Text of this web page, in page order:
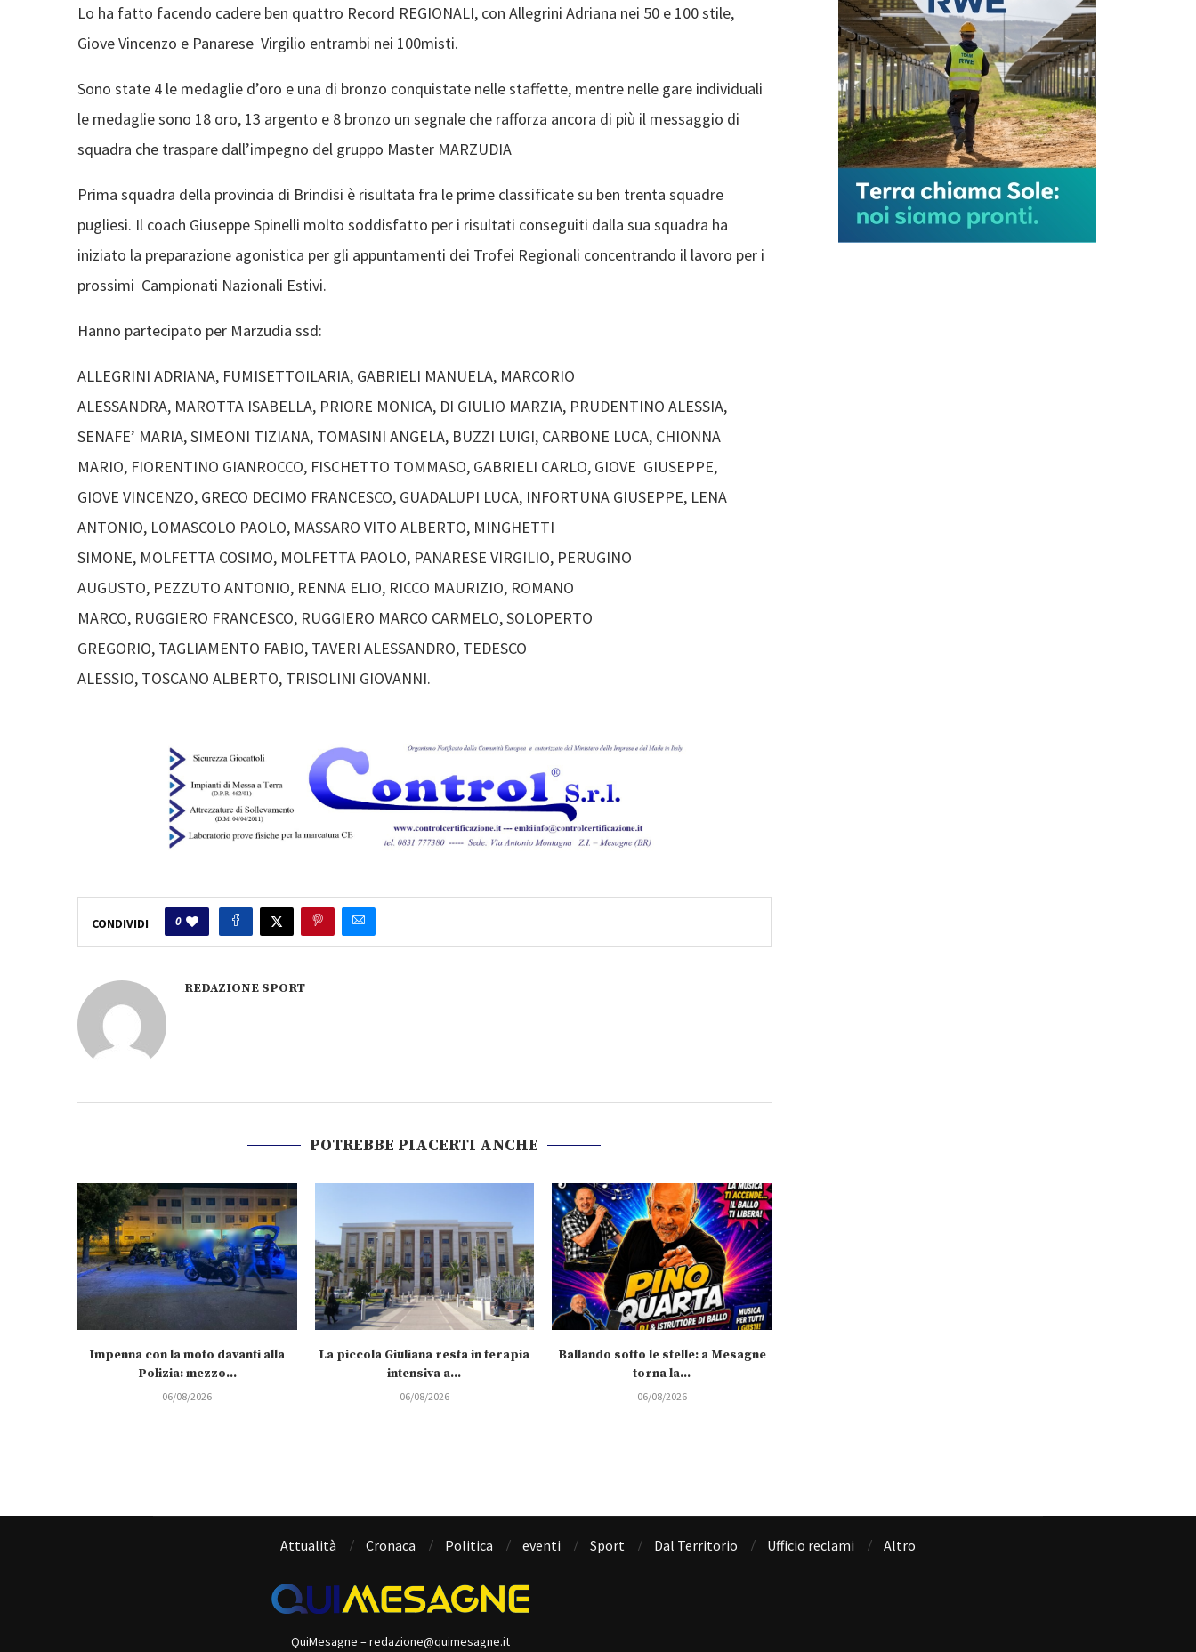
Lo ha fatto facendo cadere ben quattro Record REGIONALI, con Allegrini Adriana nei 50 e 100 stile,
Giove Vincenzo e Panarese Virgilio entrambi nei 100misti.
Sono state 4 le medaglie d’oro e una di bronzo conquistate nelle staffette, mentre nelle gare individuali
le medaglie sono 18 oro, 13 argento e 8 bronzo un segnale che rafforza ancora di più il messaggio di
squadra che traspare dall’impegno del gruppo Master MARZUDIA
Prima squadra della provincia di Brindisi è risultata fra le prime classificate su ben trenta squadre
pugliesi. Il coach Giuseppe Spinelli molto soddisfatto per i risultati conseguiti dalla sua squadra ha
iniziato la preparazione agonistica per gli appuntamenti dei Trofei Regionali concentrando il lavoro per i
prossimi Campionati Nazionali Estivi.
Hanno partecipato per Marzudia ssd:
ALLEGRINI ADRIANA, FUMISETTOILARIA, GABRIELI MANUELA, MARCORIO
ALESSANDRA, MAROTTA ISABELLA, PRIORE MONICA, DI GIULIO MARZIA, PRUDENTINO ALESSIA,
SENAFE’ MARIA, SIMEONI TIZIANA, TOMASINI ANGELA, BUZZI LUIGI, CARBONE LUCA, CHIONNA
MARIO, FIORENTINO GIANROCCO, FISCHETTO TOMMASO, GABRIELI CARLO, GIOVE GIUSEPPE,
GIOVE VINCENZO, GRECO DECIMO FRANCESCO, GUADALUPI LUCA, INFORTUNA GIUSEPPE, LENA
ANTONIO, LOMASCOLO PAOLO, MASSARO VITO ALBERTO, MINGHETTI
SIMONE, MOLFETTA COSIMO, MOLFETTA PAOLO, PANARESE VIRGILIO, PERUGINO
AUGUSTO, PEZZUTO ANTONIO, RENNA ELIO, RICCO MAURIZIO, ROMANO
MARCO, RUGGIERO FRANCESCO, RUGGIERO MARCO CARMELO, SOLOPERTO
GREGORIO, TAGLIAMENTO FABIO, TAVERI ALESSANDRO, TEDESCO
ALESSIO, TOSCANO ALBERTO, TRISOLINI GIOVANNI.
CONDIVIDI 0
REDAZIONE SPORT
POTREBBE PIACERTI ANCHE
Impenna con la moto davanti alla
Polizia: mezzo...
06/08/2026
La piccola Giuliana resta in terapia
intensiva a...
06/08/2026
Ballando sotto le stelle: a Mesagne
torna la...
06/08/2026
Attualità Cronaca Politica eventi Sport Dal Territorio Ufficio reclami Altro
QuiMesagne – redazione@quimesagne.it